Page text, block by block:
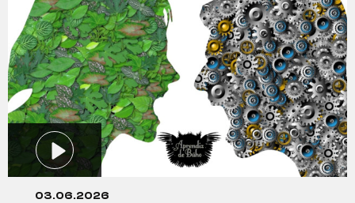
03.06.2026